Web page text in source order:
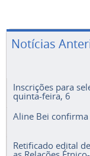
Notícias
Inscrições para
quinta-feira, 6
Aline Bei
Retificado edital